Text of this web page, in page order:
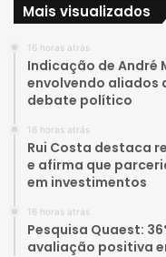
Mais visualizados
16 horas atrás
Indicação de André
envolvendo aliados
debate político
16 horas atrás
Rui Costa destaca
e afirma que
em investimentos
16 horas atrás
Pesquisa Quaest:
avaliação positiva